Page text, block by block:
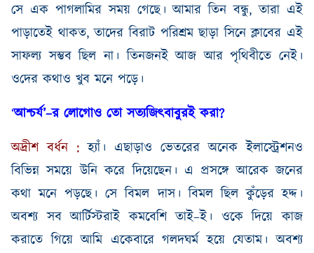
সে এক পাগলামির সময় গেছে। আমার তিন বন্ধু,তারা এই
পাড়াতেই থাকত,তাদের বিরাট পরিশ্রম ছাড়া সিনে ক্লাবের এই
সাফল্য সম্ভব ছিল না। তিনজনই আজ আর পৃথিবীতে নেই।
ওদের কথাও খুব মনে পড়ে।
‘আশ্চর্য’–র লোগোও তো সত্যজিৎবাবুরই করা?
অদ্রীশ বর্ধন : হ্যাঁ। এছাড়াও ভেতরের অনেক ইলাস্ট্রেশনও
বিভিন্ন সময়ে উনি করে দিয়েছেন। এ প্রসঙ্গে আরেক জনের
কথা মনে পড়ছে। সে বিমল দাস। বিমল ছিল কুঁড়ের হদ্দ।
অবশ্য সব আর্টিস্টরাই কমবেশি তাই–ই। ওকে দিয়ে কাজ
করাতে গিয়ে আমি একেবারে গলদঘর্ম হয়ে যেতাম। অবশ্য